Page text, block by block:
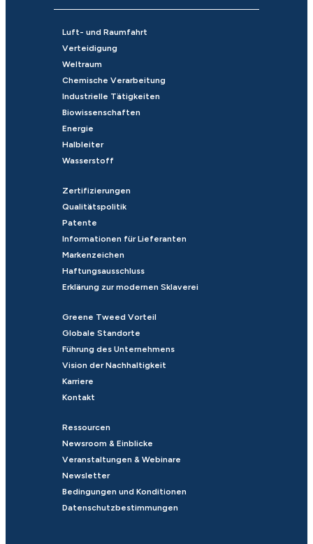
Luft- und Raumfahrt
Verteidigung
Weltraum
Chemische Verarbeitung
Industrielle Tätigkeiten
Biowissenschaften
Energie
Halbleiter
Wasserstoff
Zertifizierungen
Qualitätspolitik
Patente
Informationen für Lieferanten
Markenzeichen
Haftungsausschluss
Erklärung zur modernen Sklaverei
Greene Tweed Vorteil
Globale Standorte
Führung des Unternehmens
Vision der Nachhaltigkeit
Karriere
Kontakt
Ressourcen
Newsroom & Einblicke
Veranstaltungen & Webinare
Newsletter
Bedingungen und Konditionen
Datenschutzbestimmungen